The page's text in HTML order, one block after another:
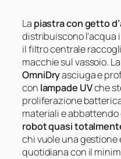
La piastra con getto
distribuiscono l’acqua
il filtro centrale
macchie sul vassoio.
OmniDryasciuga e
con lampade UVche
proliferazione
materiali e abbattendo
robot quasi
chi vuole una
quotidiana con il